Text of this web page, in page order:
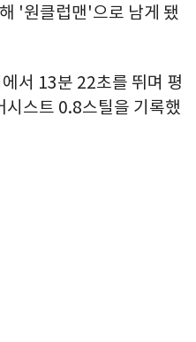
'원클럽맨'으로 남게 됐
서 13분 22초를 뛰며 평
스트 0.8스틸을 기록했